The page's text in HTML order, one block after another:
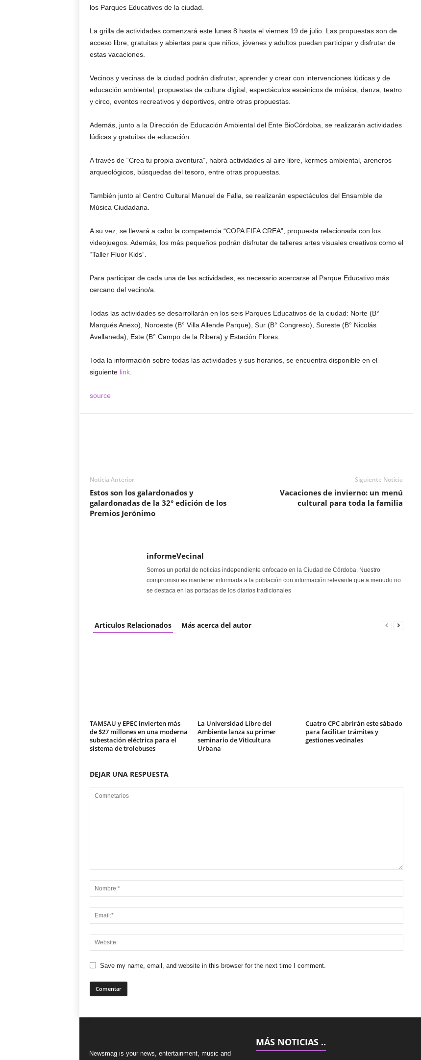
los Parques Educativos de la ciudad.
La grilla de actividades comenzará este lunes 8 hasta el viernes 19 de julio. Las propuestas son de
acceso libre, gratuitas y abiertas para que niños, jóvenes y adultos puedan participar y disfrutar de
estas vacaciones.
Vecinos y vecinas de la ciudad podrán disfrutar, aprender y crear con intervenciones lúdicas y de
educación ambiental, propuestas de cultura digital, espectáculos escénicos de música, danza, teatro
y circo, eventos recreativos y deportivos, entre otras propuestas.
Además, junto a la Dirección de Educación Ambiental del Ente BioCórdoba, se realizarán actividades
lúdicas y gratuitas de educación.
A través de “Crea tu propia aventura”, habrá actividades al aire libre, kermes ambiental, areneros
arqueológicos, búsquedas del tesoro, entre otras propuestas.
También junto al Centro Cultural Manuel de Falla, se realizarán espectáculos del Ensamble de
Música Ciudadana.
A su vez, se llevará a cabo la competencia “COPA FIFA CREA”, propuesta relacionada con los
videojuegos. Además, los más pequeños podrán disfrutar de talleres artes visuales creativos como el
“Taller Fluor Kids”.
Para participar de cada una de las actividades, es necesario acercarse al Parque Educativo más
cercano del vecino/a.
Todas las actividades se desarrollarán en los seis Parques Educativos de la ciudad: Norte (B°
Marqués Anexo), Noroeste (B° Villa Allende Parque), Sur (B° Congreso), Sureste (B° Nicolás
Avellaneda), Este (B° Campo de la Ribera) y Estación Flores.
Toda la información sobre todas las actividades y sus horarios, se encuentra disponible en el
siguiente link.
source
Noticia Anterior
Estos son los galardonados y
galardonadas de la 32° edición de los
Premios Jerónimo
Siguiente Noticia
Vacaciones de invierno: un menú
cultural para toda la familia
informeVecinal
Somos un portal de noticias independiente enfocado en la Ciudad de Córdoba. Nuestro
compromiso es mantener informada a la población con información relevante que a menudo no
se destaca en las portadas de los diarios tradicionales
Articulos Relacionados Más acerca del autor
TAMSAU y EPEC invierten más
de $27 millones en una moderna
subestación eléctrica para el
sistema de trolebuses
La Universidad Libre del
Ambiente lanza su primer
seminario de Viticultura
Urbana
Cuatro CPC abrirán este sábado
para facilitar trámites y
gestiones vecinales
DEJAR UNA RESPUESTA
Save my name, email, and website in this browser for the next time I comment.
Newsmag is your news, entertainment, music and
MÁS NOTICIAS ..